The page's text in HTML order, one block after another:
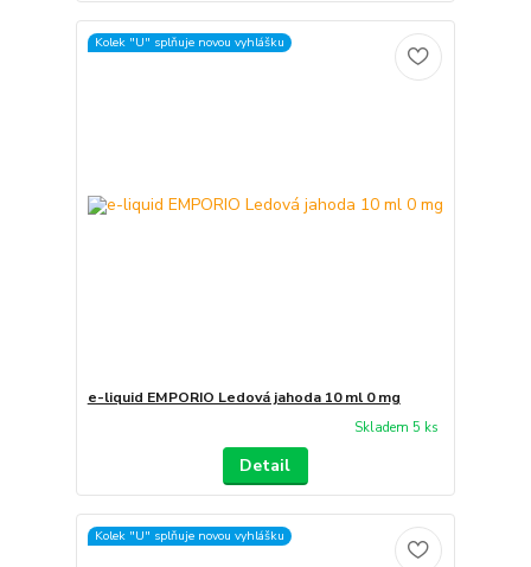
Kolek "U" splňuje novou vyhlášku
e-liquid EMPORIO Ledová jahoda 10 ml 0 mg
Skladem 5 ks
Detail
Kolek "U" splňuje novou vyhlášku